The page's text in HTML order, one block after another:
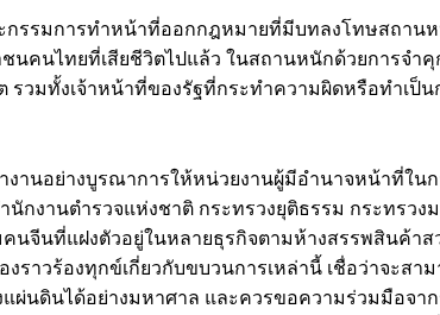
กรรมการทำหน้าที่ออกกฎหมายที่มีบทลงโทษสถาน
นคนไทยที่เสียชีวิตไปแล้ว ในสถานหนักด้วยการจำคุ
รวมทั้งเจ้าหน้าที่ของรัฐที่กระทำความผิดหรือทำเป็
งานอย่างบูรณาการให้หน่วยงานผู้มีอำนาจหน้าที่ใน
กงานตำรวจแห่งชาติ กระทรวงยุติธรรม กระทรวง
นจีนที่แฝงตัวอยู่ในหลายธุรกิจตามห้างสรรพสินค้า
งราวร้องทุกข์เกี่ยวกับขบวนการเหล่านี้ เชื่อว่าจะสา
ผ่นดินได้อย่างมหาศาล และควรขอความร่วมมือจาก